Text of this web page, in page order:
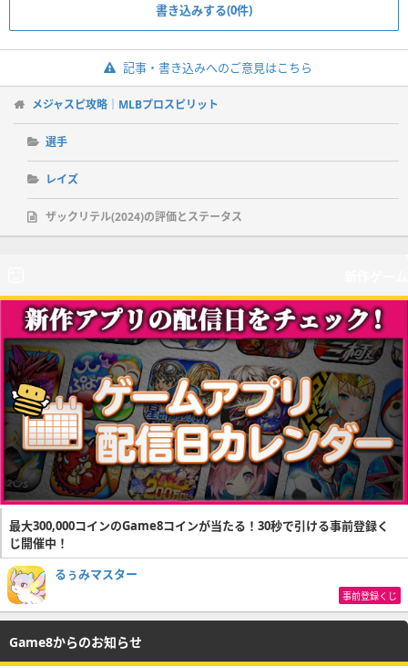
書き込みする(0件)
記事・書き込みへのご意見はこちら
メジャスピ攻略｜MLBプロスピリット
選手
レイズ
ザックリテル(2024)の評価とステータス
最大300,000コインのGame8コインが当たる！30秒で引ける事前登録く
じ開催中！
るぅみマスター
事前登録くじ
Game8からのお知らせ